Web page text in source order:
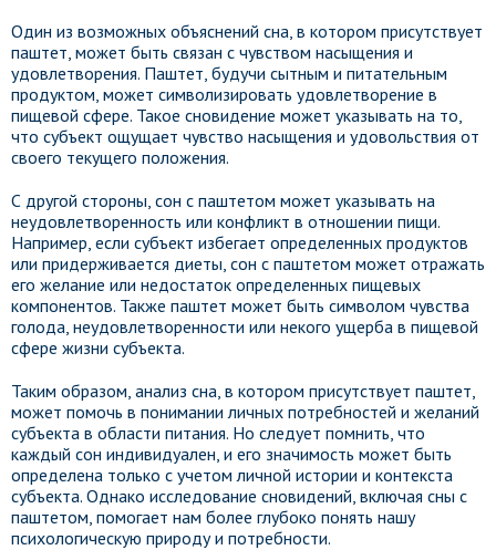
Один из возможных объяснений сна, в котором присутствует
паштет, может быть связан с чувством насыщения и
удовлетворения. Паштет, будучи сытным и питательным
продуктом, может символизировать удовлетворение в
пищевой сфере. Такое сновидение может указывать на то,
что субъект ощущает чувство насыщения и удовольствия от
своего текущего положения.
С другой стороны, сон с паштетом может указывать на
неудовлетворенность или конфликт в отношении пищи.
Например, если субъект избегает определенных продуктов
или придерживается диеты, сон с паштетом может отражать
его желание или недостаток определенных пищевых
компонентов. Также паштет может быть символом чувства
голода, неудовлетворенности или некого ущерба в пищевой
сфере жизни субъекта.
Таким образом, анализ сна, в котором присутствует паштет,
может помочь в понимании личных потребностей и желаний
субъекта в области питания. Но следует помнить, что
каждый сон индивидуален, и его значимость может быть
определена только с учетом личной истории и контекста
субъекта. Однако исследование сновидений, включая сны с
паштетом, помогает нам более глубоко понять нашу
психологическую природу и потребности.